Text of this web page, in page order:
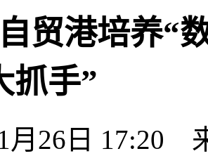
贸港培养“
抓手”
月26日 17:20